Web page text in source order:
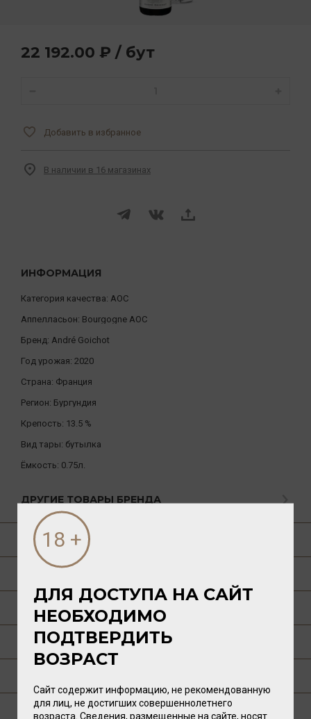
ИНФОРМАЦИЯ
Категория качества: AOC
Аппелласьон: Bourgogne AOC
Бренд: André Goichot
Год урожая: 2020
Страна: Франция
Регион: Бургундия
Крепость: 13.5 %
Вид тары: бутылка
Ёмкость: 0.75л.
ДРУГИЕ ТОВАРЫ БРЕНДА
22 192.00 ₽ / бут
Добавить в избранное
В наличии в 16 магазинах
О ТОВАРЕ
О РЕГИОНЕ
О ПРОИЗВОДИТЕЛЕ
ПУБЛИКАЦИИ О ТОВАРЕ
ДЛЯ ДОСТУПА НА САЙТ
НЕОБХОДИМО
ПОДТВЕРДИТЬ
ВОЗРАСТ
Сайт содержит информацию, не рекомендованную
для лиц, не достигших совершеннолетнего
возраста. Сведения, размещенные на сайте, носят